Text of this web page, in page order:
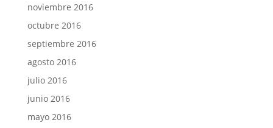
noviembre 2016
octubre 2016
septiembre 2016
agosto 2016
julio 2016
junio 2016
mayo 2016